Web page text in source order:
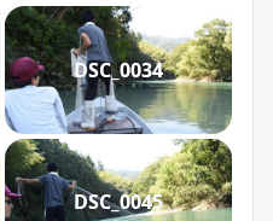
DSC_0034
DSC_0045